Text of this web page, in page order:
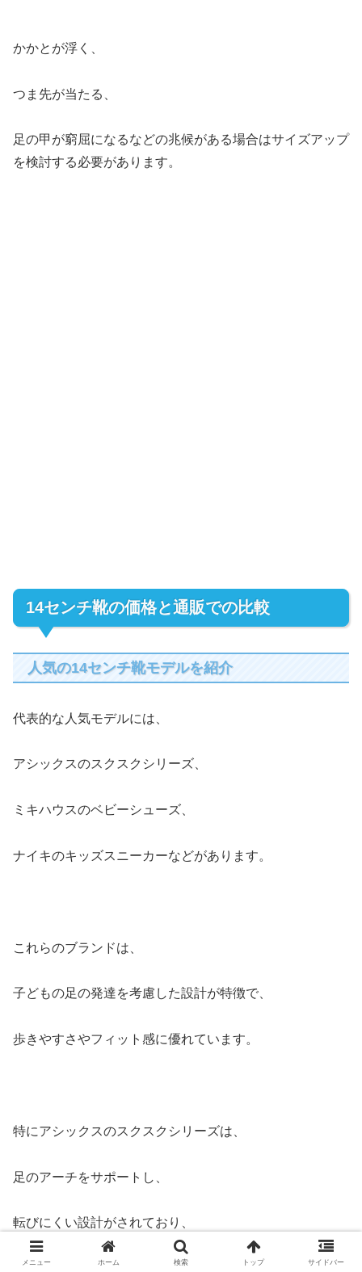
かかとが浮く、
つま先が当たる、
足の甲が窮屈になるなどの兆候がある場合はサイズアップ
を検討する必要があります。
14センチ靴の価格と通販での比較
人気の14センチ靴モデルを紹介
代表的な人気モデルには、
アシックスのスクスクシリーズ、
ミキハウスのベビーシューズ、
ナイキのキッズスニーカーなどがあります。
これらのブランドは、
子どもの足の発達を考慮した設計が特徴で、
歩きやすさやフィット感に優れています。
特にアシックスのスクスクシリーズは、
足のアーチをサポートし、
転びにくい設計がされており、
多くの親に支持されています。
メニュー ホーム 検索 トップ サイドバー